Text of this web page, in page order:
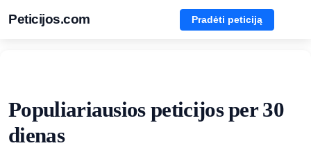
Peticijos.com Pradėti peticiją
Populiariausios peticijos per 30
dienas